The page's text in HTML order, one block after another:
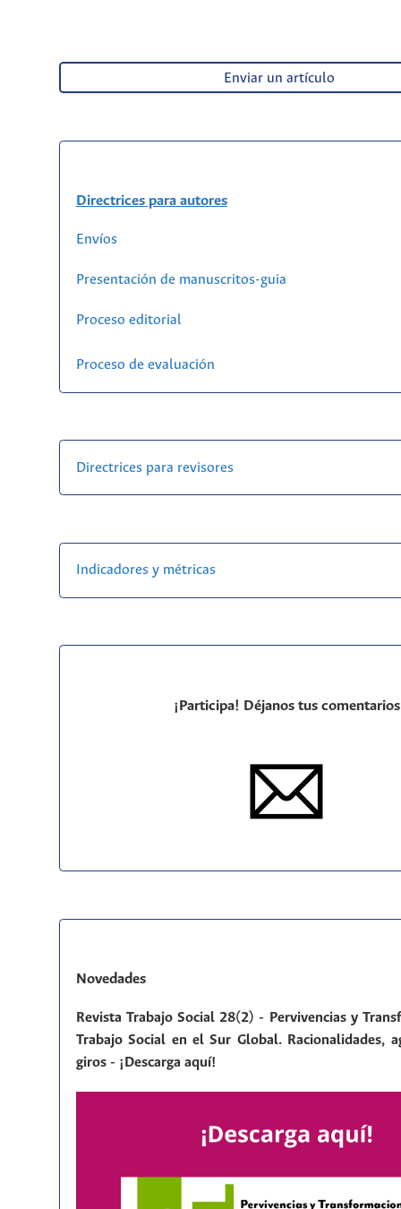
Enviar un artículo
Directrices para autores
Envíos
Presentación de manuscritos-guia
Proceso editorial
Proceso de evaluación
Directrices para revisores
Indicadores y métricas
¡Participa! Déjanos tus comentarios
Novedades
Revista Trabajo Social 28(2) - Pervivencias y
Trabajo Social en el Sur Global. Racionalidades,
giros - ¡Descarga aquí!